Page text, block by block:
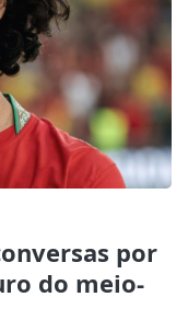
por
do meio-